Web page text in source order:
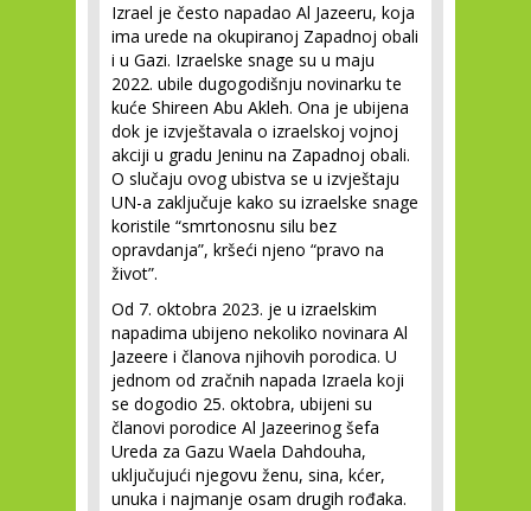
Izrael je često napadao Al Jazeeru, koja
ima urede na okupiranoj Zapadnoj obali
i u Gazi. Izraelske snage su u maju
2022. ubile dugogodišnju novinarku te
kuće Shireen Abu Akleh. Ona je ubijena
dok je izvještavala o izraelskoj vojnoj
akciji u gradu Jeninu na Zapadnoj obali.
O slučaju ovog ubistva se u izvještaju
UN-a zaključuje kako su izraelske snage
koristile “smrtonosnu silu bez
opravdanja”, kršeći njeno “pravo na
život”.
Od 7. oktobra 2023. je u izraelskim
napadima ubijeno nekoliko novinara Al
Jazeere i članova njihovih porodica. U
jednom od zračnih napada Izraela koji
se dogodio 25. oktobra, ubijeni su
članovi porodice Al Jazeerinog šefa
Ureda za Gazu Waela Dahdouha,
uključujući njegovu ženu, sina, kćer,
unuka i najmanje osam drugih rođaka.